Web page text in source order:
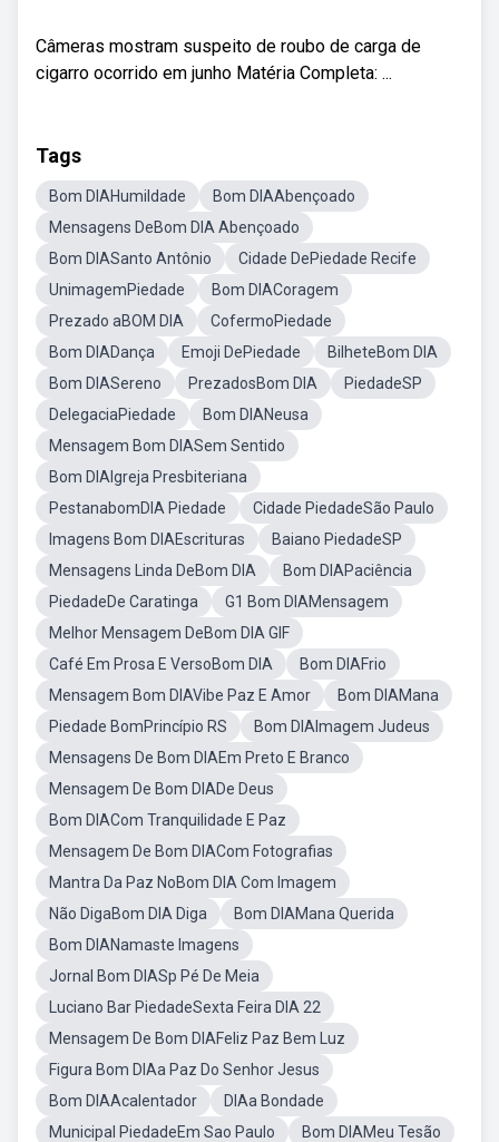
Câmeras mostram suspeito de roubo de carga de
cigarro ocorrido em junho Matéria Completa: ...
Tags
Bom DIAHumildade
Bom DIAAbençoado
Mensagens DeBom DIA Abençoado
Bom DIASanto Antônio
Cidade DePiedade Recife
UnimagemPiedade
Bom DIACoragem
Prezado aBOM DIA
CofermoPiedade
Bom DIADança
Emoji DePiedade
BilheteBom DIA
Bom DIASereno
PrezadosBom DIA
PiedadeSP
DelegaciaPiedade
Bom DIANeusa
Mensagem Bom DIASem Sentido
Bom DIAIgreja Presbiteriana
PestanabomDIA Piedade
Cidade PiedadeSão Paulo
Imagens Bom DIAEscrituras
Baiano PiedadeSP
Mensagens Linda DeBom DIA
Bom DIAPaciência
PiedadeDe Caratinga
G1 Bom DIAMensagem
Melhor Mensagem DeBom DIA GIF
Café Em Prosa E VersoBom DIA
Bom DIAFrio
Mensagem Bom DIAVibe Paz E Amor
Bom DIAMana
Piedade BomPrincípio RS
Bom DIAImagem Judeus
Mensagens De Bom DIAEm Preto E Branco
Mensagem De Bom DIADe Deus
Bom DIACom Tranquilidade E Paz
Mensagem De Bom DIACom Fotografias
Mantra Da Paz NoBom DIA Com Imagem
Não DigaBom DIA Diga
Bom DIAMana Querida
Bom DIANamaste Imagens
Jornal Bom DIASp Pé De Meia
Luciano Bar PiedadeSexta Feira DIA 22
Mensagem De Bom DIAFeliz Paz Bem Luz
Figura Bom DIAa Paz Do Senhor Jesus
Bom DIAAcalentador
DIAa Bondade
Municipal PiedadeEm Sao Paulo
Bom DIAMeu Tesão